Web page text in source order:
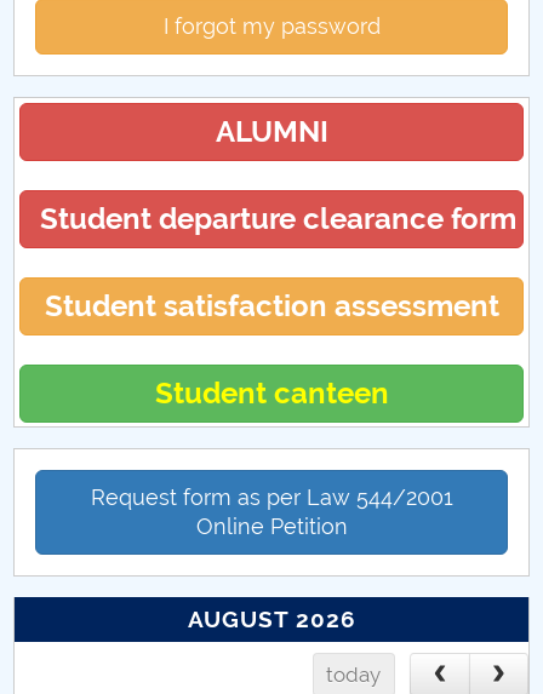
I forgot my password
ALUMNI
Student departure clearance form
Student satisfaction assessment
Student canteen
Request form as per Law 544/2001
Online Petition
AUGUST 2026
today